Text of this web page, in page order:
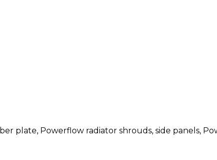
plate, Powerflow radiator shrouds, side panels,